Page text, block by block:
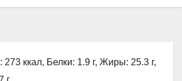
273 ккал, Белки: 1.9 г, Жиры: 25.3 г,